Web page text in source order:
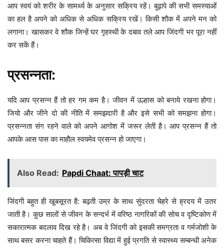
आप स्वयं को शरीर के सामर्थ्य के अनुसार सक्रिय रहें। बुढ़ापे की सभी समस्याओं
का हल है अपने को अधिक से अधिक सक्रिय रखें। किसी शौक में अपने मन को
लगाना। खासकर वे शौक जिन्हें घर गृहस्थी के दबाव तले आप जिंदगी भर पूरा नहीं
कर सकें हैं।
प्रसन्नता:
यदि आप प्रसन्न हैं तो हर गम कम है। जीवन में उल्हास को बनाये रखना होगा।
जियो और जीने दो की नीति में समझदारी है और इसे सभी को समझना होगा।
प्रसन्नता संग रहने वाले को अपने आगोश में जरूर लेती है। आप प्रसन्न हैं तो
आपके आस पास का माहौल स्वयमेव प्रसन्न हो जाएगा।
Also Read: Papdi Chaat: पापड़ी चाट
जिंदगी बहुत ही खूबसूरत है: बढ़ती उम्र के साथ सुंदरता चेहरे से ह्रदय में उतर
जाती है। कुछ सालों से जीवन के सन्दर्भ में वरिष्ठ नागरिकों की सोच व दृष्टिकोण में
सकारात्मक बदलाव दिख रहे है। अब वे जिंदगी को इसकी समग्रता व गर्मजोशी के
साथ बसर करना चाहते हैं। चिकित्सा विद्या में हुई प्रगति से स्वास्थ्य सम्बन्धी अनेक